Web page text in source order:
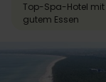
Top-Spa-Hotel
gutem Essen